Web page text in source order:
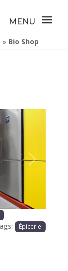
» Bio Shop
Prochaine
Épicerie